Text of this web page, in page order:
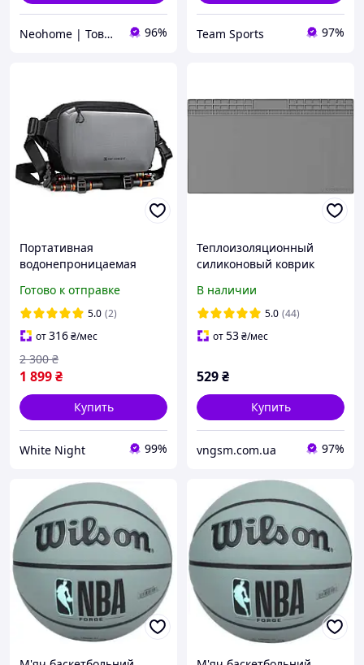
Neohome | Товары для дома и дачи 96% Team Sports 97%
Портативная
водонепроницаемая
фотоаппарата K&F
Concept Alpha Camera
Sling Bag 10л Grey
Готово к отправке
5.0 (2)
от316₴/мес
1 899₴
2 300 ₴
Купить
White Night 99%
Теплоизоляционный
силиконовый коврик
ремонта техники 700x400
мм Grey
В наличии
5.0 (44)
от53₴/мес
529₴
Купить
vngsm.com.ua 97%